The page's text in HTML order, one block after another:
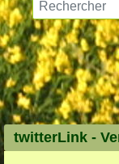
twitterLink -